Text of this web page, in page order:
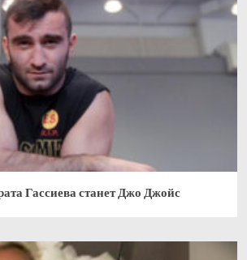
Гассиева станет Джо Джойс